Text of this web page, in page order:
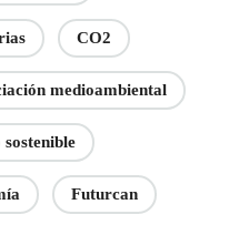
CO2
medioambiental
Futurcan